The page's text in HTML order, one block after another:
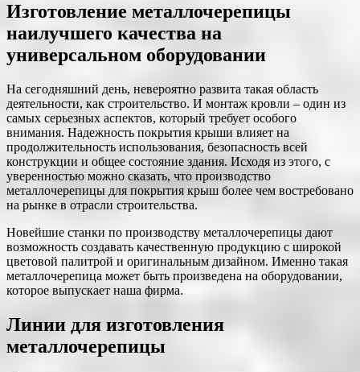
Изготовление металлочерепицы
наилучшего качества на
универсальном оборудовании
На сегодняшний день, невероятно развита такая область
деятельности, как строительство. И монтаж кровли – один из
самых серьезных аспектов, который требует особого
внимания. Надежность покрытия крыши влияет на
продолжительность использования, безопасность всей
конструкции и общее состояние здания. Исходя из этого, с
уверенностью можно сказать, что производство
металлочерепицы для покрытия крыш более чем востребовано
на рынке в отрасли строительства.
Новейшие станки по производству металлочерепицы дают
возможность создавать качественную продукцию с широкой
цветовой палитрой и оригинальным дизайном. Именно такая
металлочерепица может быть произведена на оборудовании,
которое выпускает наша фирма.
Линии для изготовления
металлочерепицы